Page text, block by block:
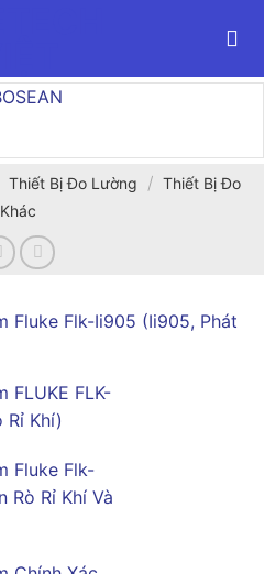
Thiết Bị Đo Lường / Thiết Bị Đo
Khác